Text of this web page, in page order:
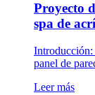
Proyecto
spa de
Introducción:
panel de
Leer más